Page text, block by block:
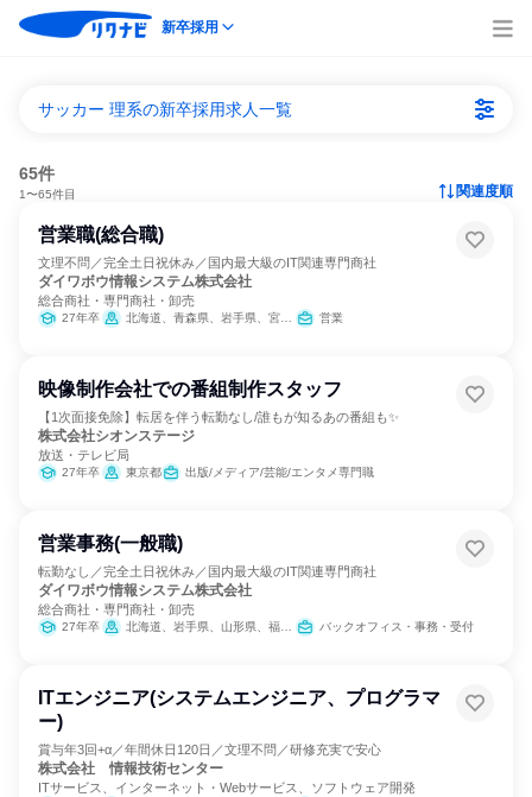
新卒採用
サッカー 理系の新卒採用求人一覧
65件
1〜65件目 関連度順
営業職(総合職)
文理不問／完全土日祝休み／国内最大級のIT関連専門商社
ダイワボウ情報システム株式会社
総合商社・専門商社・卸売
27年卒 北海道、青森県、岩手県、宮城県、秋田県、山形県、福島県、茨城県、栃木県、群馬県、埼玉県、千葉県、東京都、神奈川県、新潟県、富山県、石川県、福井県、山梨県、長野県、岐阜県、静岡県、愛知県、三重県、滋賀県、京都府、大阪府、兵庫県、奈良県、和歌山県、鳥取県、島根県、岡山県、広島県、山口県、徳島県、香川県、愛媛県、高知県、福岡県、佐賀県、長崎県、熊本県、大分県、宮崎県、鹿児島県、沖縄県 営業
映像制作会社での番組制作スタッフ
【1次面接免除】転居を伴う転勤なし/誰もが知るあの番組も✨
株式会社シオンステージ
放送・テレビ局
27年卒 東京都 出版/メディア/芸能/エンタメ専門職
営業事務(一般職)
転勤なし／完全土日祝休み／国内最大級のIT関連専門商社
ダイワボウ情報システム株式会社
総合商社・専門商社・卸売
27年卒 北海道、岩手県、山形県、福島県、群馬県、千葉県、東京都、福井県、岐阜県、静岡県、愛知県、広島県、山口県、高知県、熊本県、宮崎県、鹿児島県、沖縄県 バックオフィス・事務・受付
ITエンジニア(システムエンジニア、プログラマ
ー)
賞与年3回+α／年間休日120日／文理不問／研修充実で安心
株式会社 情報技術センター
ITサービス、インターネット・Webサービス、ソフトウェア開発